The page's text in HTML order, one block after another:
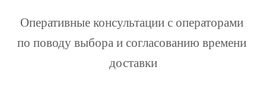
Оперативные консультации с операторами
по поводу выбора и согласованию времени
доставки